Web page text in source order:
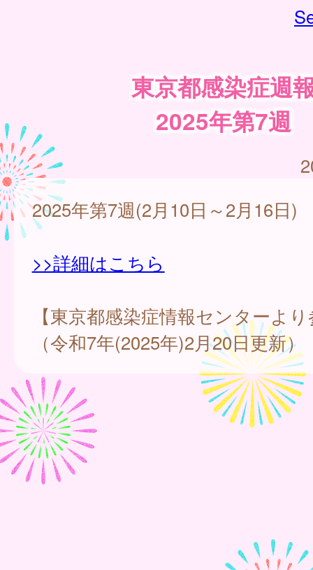
東京都感染症週
2025年第7週
2025年第7週(2月10日～2月16日)
>>詳細はこちら
【東京都感染症情報センターよ
（令和7年(2025年)2月20日更新）